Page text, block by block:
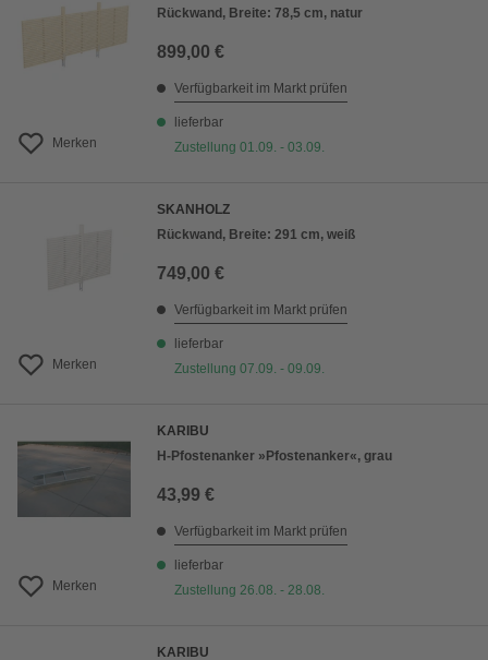
Merken
Rückwand, Breite: 78,5 cm, natur
899,00 €
Verfügbarkeit im Markt prüfen
lieferbar
Zustellung 01.09. - 03.09.
Merken
SKANHOLZ
Rückwand, Breite: 291 cm, weiß
749,00 €
Verfügbarkeit im Markt prüfen
lieferbar
Zustellung 07.09. - 09.09.
Merken
KARIBU
H-Pfostenanker »Pfostenanker«, grau
43,99 €
Verfügbarkeit im Markt prüfen
lieferbar
Zustellung 26.08. - 28.08.
KARIBU